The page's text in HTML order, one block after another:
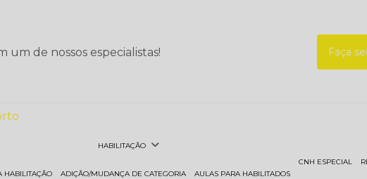
de nossos especialistas! Faça
HABILITAÇÃO
HABILITAÇÃO ADIÇÃO/MUDANÇA DE CATEGORIA AULAS PARA HABILITADOS
CNH ESPECIAL